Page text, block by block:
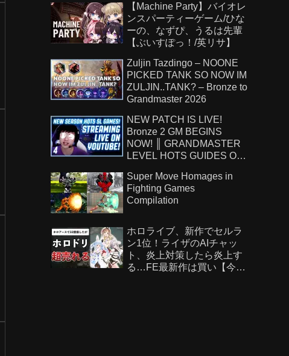
【Machine Party】バイオレ
ンスパーティーゲーム/ひな
ーの、なずぴ、うるは先輩
【ぶいすぽっ！/英リサ】
Zuljin Tazdingo – NOONE
PICKED TANK SO NOW IM
ZULJIN..TANK? – Bronze to
Grandmaster 2026
NEW PATCH IS LIVE!
Bronze 2 GM BEGINS
NOW! ║ GRANDMASTER
LEVEL HOTS GUIDES ON
Super Move Homages in
Fighting Games
Compilation
ホロライブ、新作でセルラ
ン1位！ライザのAIチャッ
ト、炎上対策したら炎上す
る…FE最新作は買い【今週